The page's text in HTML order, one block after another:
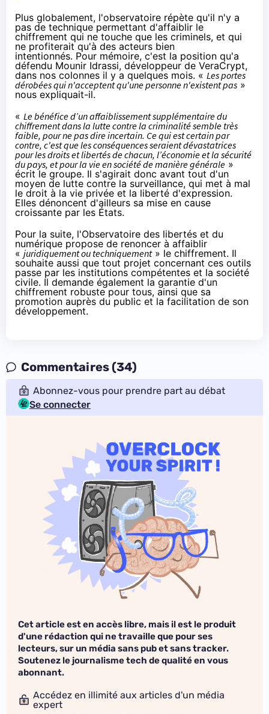
Plus globalement, l'observatoire répète qu'il n'y a
pas de technique permettant d'affaiblir le
chiffrement qui ne touche que les criminels, et qui
ne profiterait qu'à des acteurs bien
intentionnés. Pour mémoire, c'est la position qu'a
défendu Mounir Idrassi, développeur de VeraCrypt,
dans nos colonnes il y a quelques mois. « Les portes
dérobées qui n'acceptent qu'une personne n'existent pas »
nous expliquait-il.
« Le bénéfice d’un affaiblissement supplémentaire du
chiffrementdans la lutte contre la criminalité semble très
faible, pour ne pas dire incertain. Ce qui est certain par
contre, c'est que les conséquences seraient dévastatrices
pour les droits et libertés de chacun, l’économie et la sécurité
du pays, et pour la vie en société de manière générale »
écrit le groupe. Il s'agirait donc avant tout d'un
moyen de lutte contre la surveillance, qui met à mal
le droit à la vie privée et la liberté d'expression.
Elles dénoncent d'ailleurs sa mise en cause
croissante par les États.
Pour la suite, l'Observatoire des libertés et du
numérique propose de renoncer à affaiblir
« juridiquement ou techniquement» le chiffrement. Il
souhaite aussi que tout projet concernant ces outils
passe par les institutions compétentes et la société
civile. Il demande également la garantie d'un
chiffrement robuste pour tous, ainsi que sa
promotion auprès du public et la facilitation de son
développement.
Commentaires (34)
Abonnez-vous pour prendre part au débat
Se connecter
Cet article est en accès libre, mais il est le produit
d'une rédaction qui ne travaille que pour ses
lecteurs, sur un média sans pub et sans tracker.
Soutenez le journalisme tech de qualité en vous
abonnant.
Accédez en illimité aux articles d'un média
expert